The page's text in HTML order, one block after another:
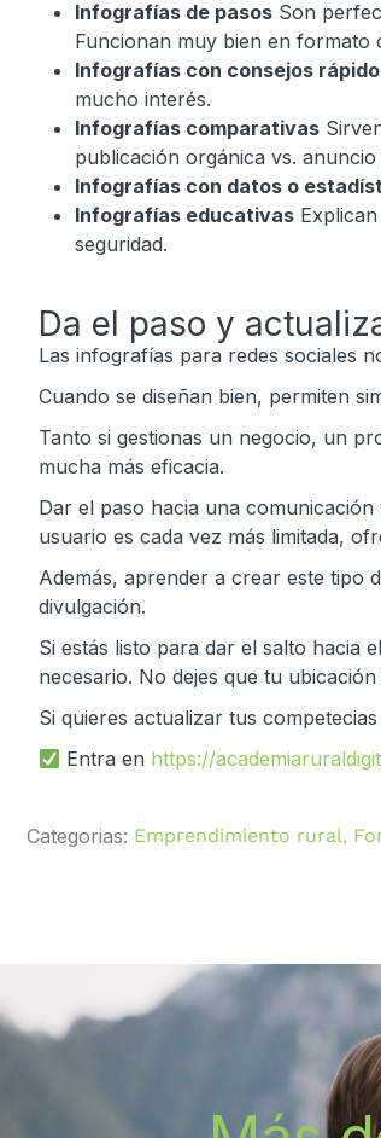
Infografías de pasos Son
Funcionan muy bien en formato
Infografías con consejos
mucho interés.
Infografías comparativas
publicación orgánica vs. anuncio
Infografías con datos o
Infografías educativas
seguridad.
Da el paso y
Las infografías para redes sociales
Cuando se diseñan bien, permiten
Tanto si gestionas un negocio, un
mucha más eficacia.
Dar el paso hacia una
usuario es cada vez más limitada,
Además, aprender a crear este tipo
divulgación.
Si estás listo para dar el salto hacia
necesario. No dejes que tu
Si quieres actualizar tus
Entra en https://
Categorias: Emprendimiento rural,